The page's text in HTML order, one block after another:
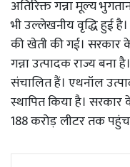
अतिरिक्त गन्ना मूल्य
भी उल्लेखनीय वृद्धि हुई
की खेती की गई। सरकार
गन्ना उत्पादक राज्य बना
संचालित हैं। एथनॉल
स्थापित किया है।
188 करोड़ लीटर तक